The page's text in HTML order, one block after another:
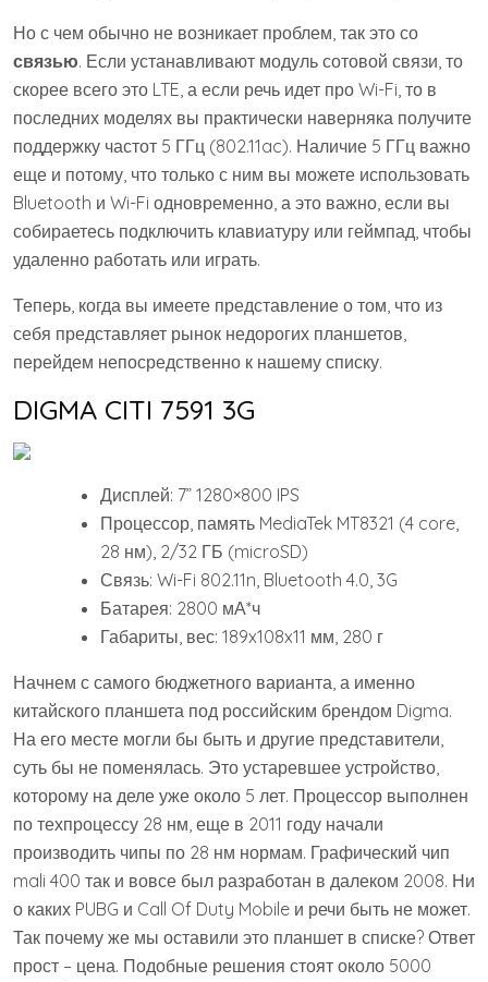
Но с чем обычно не возникает проблем, так это со
связью. Если устанавливают модуль сотовой связи, то
скорее всего это LTE, а если речь идет про Wi-Fi, то в
последних моделях вы практически наверняка получите
поддержку частот 5 ГГц (802.11ac). Наличие 5 ГГц важно
еще и потому, что только с ним вы можете использовать
Bluetooth и Wi-Fi одновременно, а это важно, если вы
собираетесь подключить клавиатуру или геймпад, чтобы
удаленно работать или играть.
Теперь, когда вы имеете представление о том, что из
себя представляет рынок недорогих планшетов,
перейдем непосредственно к нашему списку.
DIGMA CITI 7591 3G
Дисплей: 7” 1280×800 IPS
Процессор, память MediaTek MT8321 (4 core,
28 нм), 2/32 ГБ (microSD)
Связь: Wi-Fi 802.11n, Bluetooth 4.0, 3G
Батарея: 2800 мА*ч
Габариты, вес: 189x108x11 мм, 280 г
Начнем с самого бюджетного варианта, а именно
китайского планшета под российским брендом Digma.
На его месте могли бы быть и другие представители,
суть бы не поменялась. Это устаревшее устройство,
которому на деле уже около 5 лет. Процессор выполнен
по техпроцессу 28 нм, еще в 2011 году начали
производить чипы по 28 нм нормам. Графический чип
mali 400 так и вовсе был разработан в далеком 2008. Ни
о каких PUBG и Call Of Duty Mobile и речи быть не может.
Так почему же мы оставили это планшет в списке? Ответ
прост – цена. Подобные решения стоят около 5000